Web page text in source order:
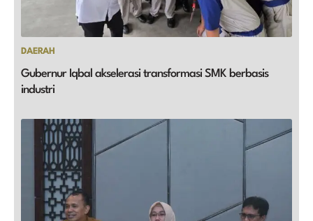
DAERAH
Gubernur Iqbal akselerasi transformasi SMK berbasis
industri